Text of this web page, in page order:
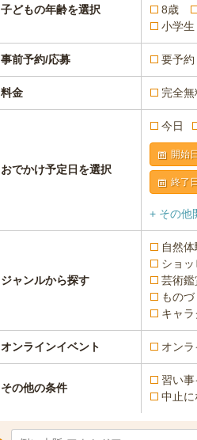
子どもの年齢を選択
8歳
小学生
事前予約/応募 要予約
料金 完全無
おでかけ予定日を選択
今日
開始
終了
+ その他
ジャンルから探す
自然体
ショ
芸術
もの
キャ
オンラインイベント オン
その他の条件
習い
中止